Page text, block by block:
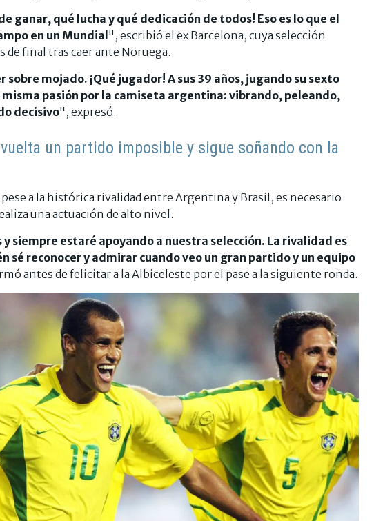
ganar, qué lucha y qué dedicación de todos! Eso es lo que el
en un Mundial ", escribió el ex Barcelona, cuya selección
de final tras caer ante Noruega.
sobre mojado. ¡Qué jugador! A sus 39 años, jugando su sexto
pasión por la camiseta argentina: vibrando, peleando,
decisivo", expresó.
un partido imposible y sigue soñando con la
a la histórica rivalidad entre Argentina y Brasil, es necesario
una actuación de alto nivel.
y siempre estaré apoyando a nuestra selección. La rivalidad es
sé reconocer y admirar cuando veo un gran partido y un equipo
antes de felicitar a la Albiceleste por el pase a la siguiente ronda.